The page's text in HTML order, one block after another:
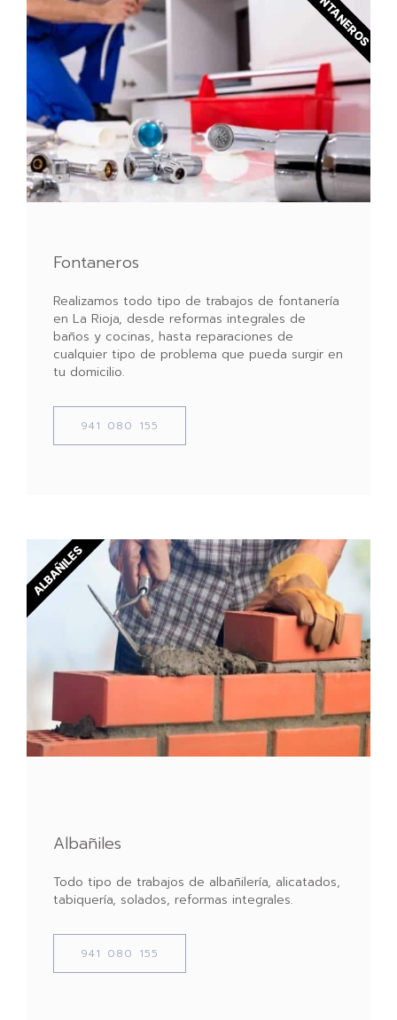
Fontaneros
Realizamos todo tipo de trabajos de fontanería
en La Rioja, desde reformas integrales de
baños y cocinas, hasta reparaciones de
cualquier tipo de problema que pueda surgir en
tu domicilio.
941 080 155
FONTANEROS
Albañiles
Todo tipo de trabajos de albañilería, alicatados,
tabiquería, solados, reformas integrales.
941 080 155
ALBAÑILES